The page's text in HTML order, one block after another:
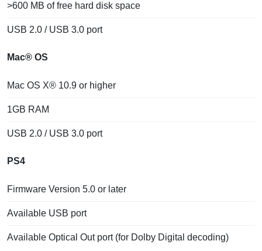
>600 MB of free hard disk space
USB 2.0 / USB 3.0 port
Mac® OS
Mac OS X® 10.9 or higher
1GB RAM
USB 2.0 / USB 3.0 port
PS4
Firmware Version 5.0 or later
Available USB port
Available Optical Out port (for Dolby Digital decoding)